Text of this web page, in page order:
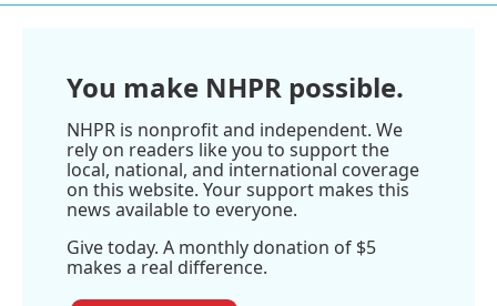
You make NHPR possible.
NHPR is nonprofit and independent. We
rely on readers like you to support the
local, national, and international coverage
on this website. Your support makes this
news available to everyone.
Give today. A monthly donation of $5
makes a real difference.